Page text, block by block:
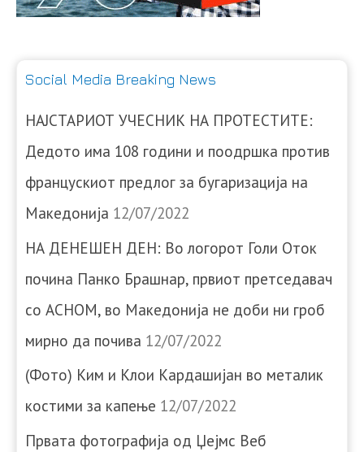
Social Media Breaking News
НАЈСТАРИОТ УЧЕСНИК НА ПРОТЕСТИТЕ:
Дедото има 108 години и поодршка против
францускиот предлог за бугаризација на
Македонија 12/07/2022
НА ДЕНЕШЕН ДЕН: Во логорот Голи Оток
почина Панко Брашнар, првиот претседавач
со АСНОМ, во Македонија не доби ни гроб
мирно да почива 12/07/2022
(Фото) Ким и Клои Кардашијан во металик
костими за капење 12/07/2022
Првата фотографија од Џејмс Веб